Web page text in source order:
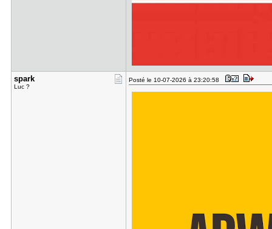
spark
Luc ?
Posté le 10-07-2026 à 23:20:58